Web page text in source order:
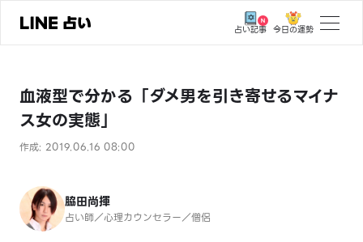
占い記事 今日の運勢
ユーザーの声
相談事例
おすすめの占い師
よくある質問
血液型で分かる「ダメ男を引き寄せるマイナ
ス女の実態」
作成: 2019.06.16 08:00
脇田尚揮
占い師／心理カウンセラー／僧侶